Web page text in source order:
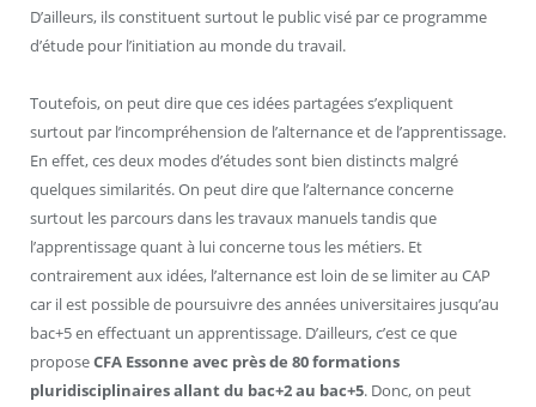
D’ailleurs, ils constituent surtout le public visé par ce programme
d’étude pour l’initiation au monde du travail.
Toutefois, on peut dire que ces idées partagées s’expliquent
surtout par l’incompréhension de l’alternance et de l’apprentissage.
En effet, ces deux modes d’études sont bien distincts malgré
quelques similarités. On peut dire que l’alternance concerne
surtout les parcours dans les travaux manuels tandis que
l’apprentissage quant à lui concerne tous les métiers. Et
contrairement aux idées, l’alternance est loin de se limiter au CAP
car il est possible de poursuivre des années universitaires jusqu’au
bac+5 en effectuant un apprentissage. D’ailleurs, c’est ce que
proposeCFA Essonne avec près de 80 formations
pluridisciplinaires allant du bac+2 au bac+5. Donc, on peut